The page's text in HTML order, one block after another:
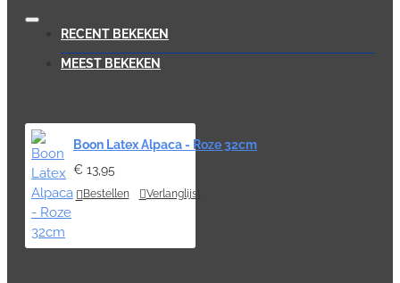
RECENT BEKEKEN
MEEST BEKEKEN
Boon Latex Alpaca - Roze 32cm
€ 13,95
Bestellen Verlanglijst